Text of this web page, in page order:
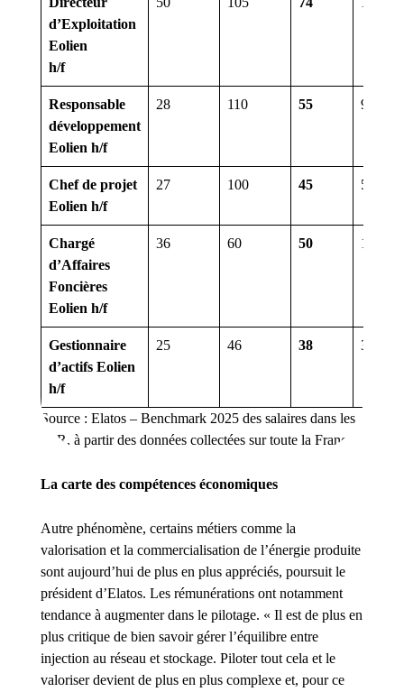
d’Exploitation
Eolien
h/f
Responsable
développement
Eolien h/f
28 110 55 9
Chef de projet
Eolien h/f
27 100 45 5
Chargé
d’Affaires
Foncières
Eolien h/f
36 60 50 11
Gestionnaire
d’actifs Eolien
h/f
25 46 38 3
Source : Elatos – Benchmark 2025 des salaires dans les
EnR, à partir des données collectées sur toute la France
La carte des compétences économiques
Autre phénomène, certains métiers comme la
valorisation et la commercialisation de l’énergie produite
sont aujourd’hui de plus en plus appréciés, poursuit le
président d’Elatos. Les rémunérations ont notamment
tendance à augmenter dans le pilotage. « Il est de plus en
plus critique de bien savoir gérer l’équilibre entre
injection au réseau et stockage. Piloter tout cela et le
valoriser devient de plus en plus complexe et, pour ce